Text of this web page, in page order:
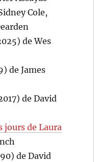
Cole,
de Wes
de James
de David
jours de Laura
de David